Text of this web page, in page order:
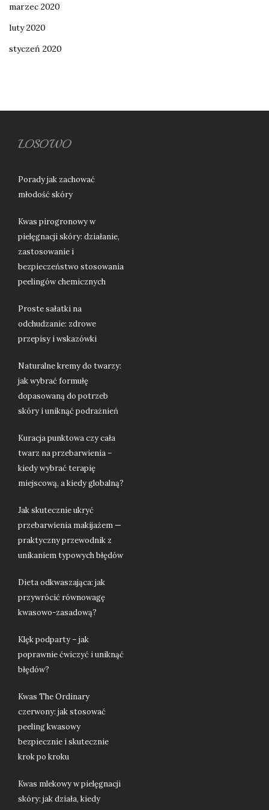
marzec 2020
luty 2020
styczeń 2020
LOSOWO
Porady jak zachować
młodość skóry
Kwas pirogronowy w
pielęgnacji skóry: działanie,
zastosowanie i
bezpieczeństwo stosowania
peelingów chemicznych
Proste sałatki na
odchudzanie: zdrowe
przepisy i wskazówki
Naturalne kremy do twarzy:
jak wybrać formułę
dopasowaną do potrzeb
skóry i uniknąć podrażnień
Kuracja punktowa czy cała
twarz na przebarwienia –
kiedy wybrać terapię
miejscową, a kiedy globalną?
Jak skutecznie ukryć
przebarwienia makijażem —
praktyczny przewodnik z
unikaniem typowych błędów
Dieta odkwaszająca: jak
przywrócić równowagę
kwasowo-zasadową?
Klęk podparty – jak
poprawnie ćwiczyć i uniknąć
błędów?
Kwas The Ordinary
czerwony: jak stosować
peeling kwasowy
bezpiecznie i skutecznie
krok po kroku
Kwas mlekowy w pielęgnacji
skóry: jak działa, kiedy